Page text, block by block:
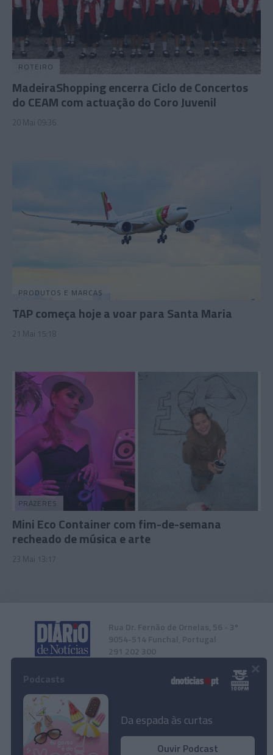
ROTEIRO
MadeiraShopping encerra Ciclo de Concertos
do CEAM com actuação do Coro Juvenil
20 Mai 09:36
PRODUTOS E MARCAS
TAP começa hoje a voar para Santa Maria
21 Mai 15:18
PRAZERES
Mini Eco Container com fim-de-semana
recheado de música e arte
23 Mai 13:17
Rua Dr. Fernão de Ornelas, 56 - 3º
9054-514 Funchal, Portugal
291 202 300
Instale a nossa App
Da espada às curtas
Ouvir Podcast
×